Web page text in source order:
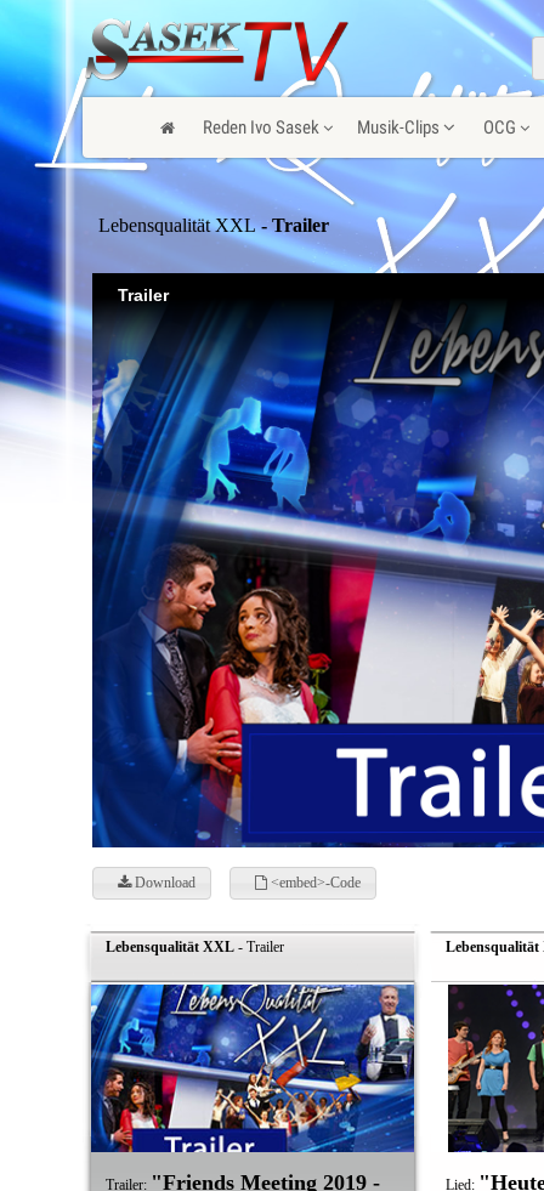
Reden Ivo Sasek Musik-Clips OCG
Lebensqualität XXL- Trailer
Trailer
Download <embed>-Code
Lebensqualität XXL- Trailer
Trailer: "Friends Meeting 2019 -
Lied: